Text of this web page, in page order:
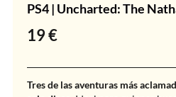
PS4 | Uncharted: The
19€
Tres de las aventuras más